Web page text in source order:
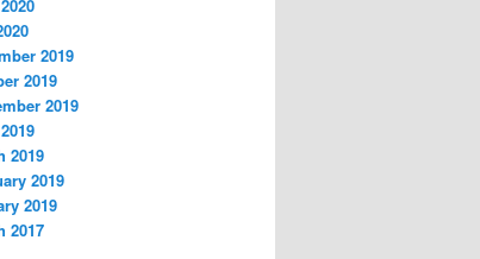
2019
2019
2019
2019
2019
2019
2017